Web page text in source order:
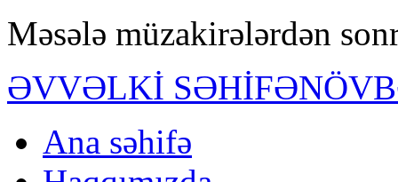
Məsələ müzakirələrdən
ƏVVƏLKİ SƏHİFƏ
Ana səhifə